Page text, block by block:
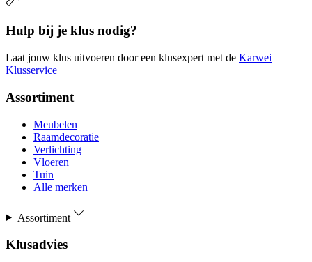
Hulp bij je klus nodig?
Laat jouw klus uitvoeren door een klusexpert met de Karwei
Klusservice
Assortiment
Meubelen
Raamdecoratie
Verlichting
Vloeren
Tuin
Alle merken
Assortiment
Klusadvies